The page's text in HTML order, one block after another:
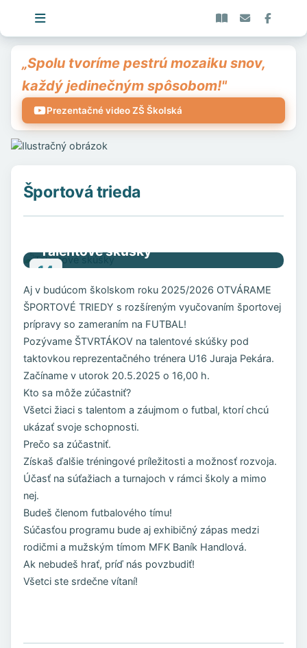
„Spolu tvoríme pestrú mozaiku snov,
každý jedinečným spôsobom!"
Prezentačné video ZŠ Školská
Športová trieda
14
2025
Talentové skúšky
Aj v budúcom školskom roku 2025/2026 OTVÁRAME
ŠPORTOVÉ TRIEDY s rozšíreným vyučovaním športovej
prípravy so zameraním na FUTBAL!
Pozývame ŠTVRTÁKOV na talentové skúšky pod
taktovkou reprezentačného trénera U16 Juraja Pekára.
Začíname v utorok 20.5.2025 o 16,00 h.
Kto sa môže zúčastniť?
Všetci žiaci s talentom a záujmom o futbal, ktorí chcú
ukázať svoje schopnosti.
Prečo sa zúčastniť.
Získaš ďalšie tréningové príležitosti a možnosť rozvoja.
Účasť na súťažiach a turnajoch v rámci školy a mimo
nej.
Budeš členom futbalového tímu!
Súčasťou programu bude aj exhibičný zápas medzi
rodičmi a mužským tímom MFK Baník Handlová.
Ak nebudeš hrať, príď nás povzbudiť!
Všetci ste srdečne vítaní!